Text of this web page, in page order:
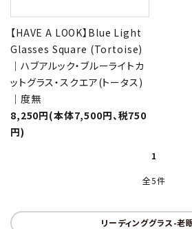
【HAVE A LOOK】Blue Light
Glasses Square (Tortoise)
｜ハブアルック・ブルーライトカ
ットグラス・スクエア(トータス)
｜度無
8,250円(本体7,500円、税750
円)
1
全5件
リーディンググラス-老